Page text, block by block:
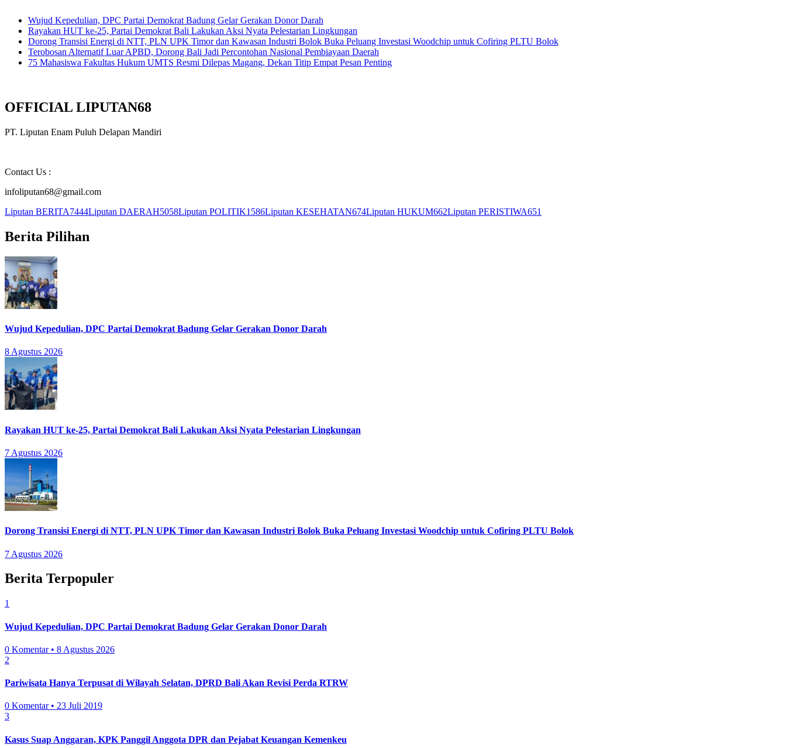
Wujud Kepedulian, DPC Partai Demokrat Badung Gelar Gerakan Donor Darah
Rayakan HUT ke-25, Partai Demokrat Bali Lakukan Aksi Nyata Pelestarian Lingkungan
Dorong Transisi Energi di NTT, PLN UPK Timor dan Kawasan Industri Bolok Buka Peluang Investasi Woodchip untuk Cofiring PLTU Bolok
Terobosan Alternatif Luar APBD, Dorong Bali Jadi Percontohan Nasional Pembiayaan Daerah
75 Mahasiswa Fakultas Hukum UMTS Resmi Dilepas Magang, Dekan Titip Empat Pesan Penting
OFFICIAL LIPUTAN68
PT. Liputan Enam Puluh Delapan Mandiri
Contact Us :
infoliputan68@gmail.com
Liputan BERITA7444Liputan DAERAH5058Liputan POLITIK1586Liputan KESEHATAN674Liputan HUKUM662Liputan PERISTIWA651
Berita Pilihan
Wujud Kepedulian, DPC Partai Demokrat Badung Gelar Gerakan Donor Darah
8 Agustus 2026
Rayakan HUT ke-25, Partai Demokrat Bali Lakukan Aksi Nyata Pelestarian Lingkungan
7 Agustus 2026
Dorong Transisi Energi di NTT, PLN UPK Timor dan Kawasan Industri Bolok Buka Peluang Investasi Woodchip untuk Cofiring PLTU Bolok
7 Agustus 2026
Berita Terpopuler
1
Wujud Kepedulian, DPC Partai Demokrat Badung Gelar Gerakan Donor Darah
0 Komentar • 8 Agustus 2026
2
Pariwisata Hanya Terpusat di Wilayah Selatan, DPRD Bali Akan Revisi Perda RTRW
0 Komentar • 23 Juli 2019
3
Kasus Suap Anggaran, KPK Panggil Anggota DPR dan Pejabat Keuangan Kemenkeu